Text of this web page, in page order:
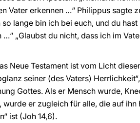
Vater erkennen …“ Philippus sagte
lange bin ich bei euch, und du
„Glaubst du nicht, dass ich im
Neue Testament ist vom Licht
seiner (des Vaters)
Gottes. Als er Mensch wurde,
er zugleich für alle, die auf ihn
ist (Joh 14,6).